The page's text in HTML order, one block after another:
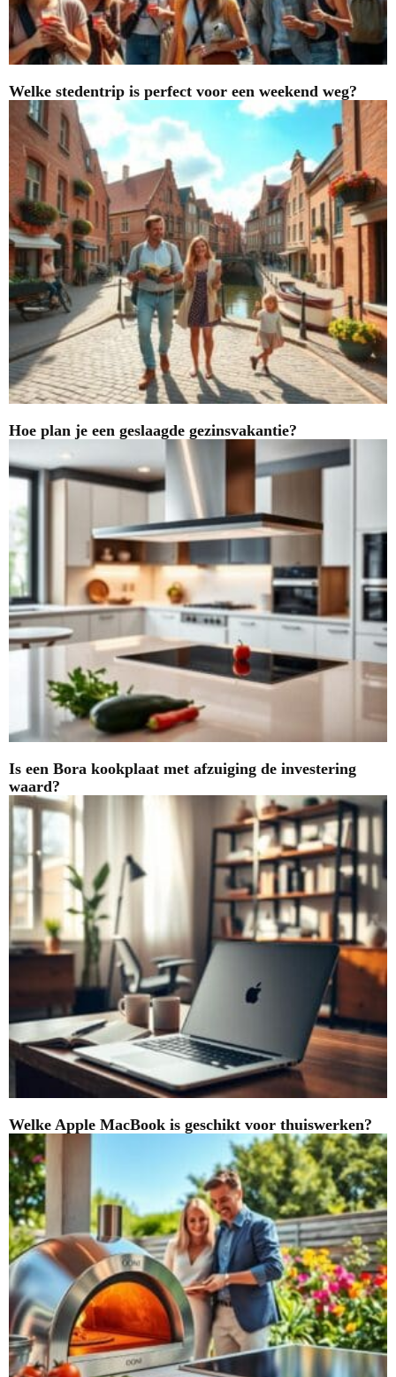
Welke stedentrip is perfect voor een weekend weg?
Hoe plan je een geslaagde gezinsvakantie?
Is een Bora kookplaat met afzuiging de investering
waard?
Welke Apple MacBook is geschikt voor thuiswerken?